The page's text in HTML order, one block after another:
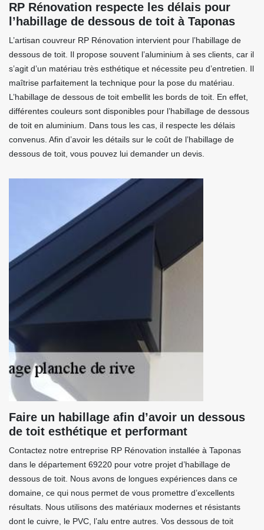
RP Rénovation respecte les délais pour
l’habillage de dessous de toit à Taponas
L’artisan couvreur RP Rénovation intervient pour l’habillage de
dessous de toit. Il propose souvent l’aluminium à ses clients, car il
s’agit d’un matériau très esthétique et nécessite peu d’entretien. Il
maîtrise parfaitement la technique pour la pose du matériau.
L’habillage de dessous de toit embellit les bords de toit. En effet,
différentes couleurs sont disponibles pour l’habillage de dessous
de toit en aluminium. Dans tous les cas, il respecte les délais
convenus. Afin d’avoir les détails sur le coût de l’habillage de
dessous de toit, vous pouvez lui demander un devis.
Faire un habillage afin d’avoir un dessous
de toit esthétique et performant
Contactez notre entreprise RP Rénovation installée à Taponas
dans le département 69220 pour votre projet d’habillage de
dessous de toit. Nous avons de longues expériences dans ce
domaine, ce qui nous permet de vous promettre d’excellents
résultats. Nous utilisons des matériaux modernes et résistants
dont le cuivre, le PVC, l’alu entre autres. Vos dessous de toit